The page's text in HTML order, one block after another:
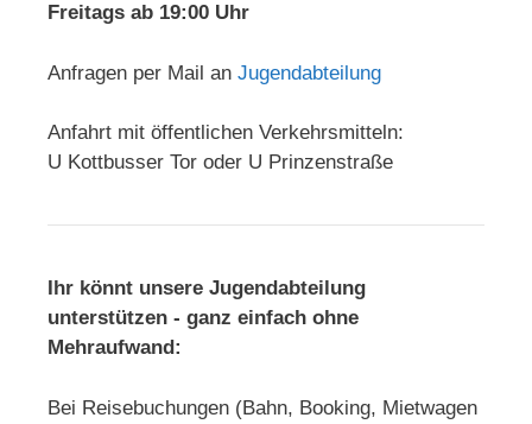
Freitags ab 19:00 Uhr
Anfragen per Mail an Jugendabteilung
Anfahrt mit öffentlichen Verkehrsmitteln:
U Kottbusser Tor oder U Prinzenstraße
Ihr könnt unsere Jugendabteilung
unterstützen - ganz einfach ohne
Mehraufwand:
Bei Reisebuchungen (Bahn, Booking, Mietwagen